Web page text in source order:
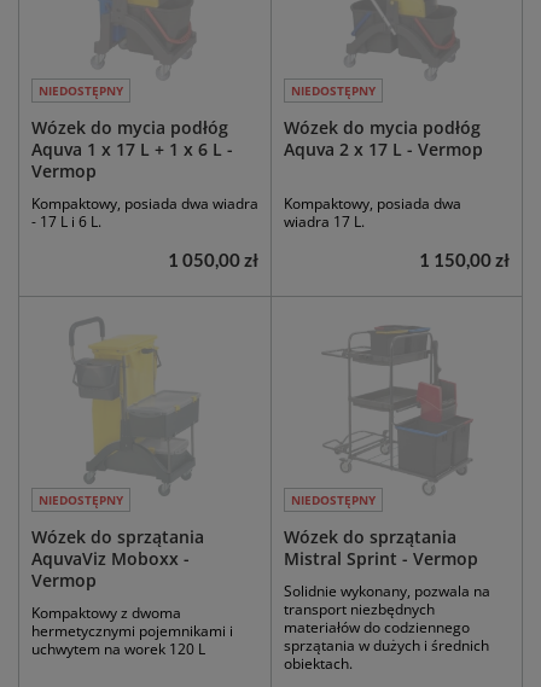
NIEDOSTĘPNY
Wózek do mycia podłóg
Aquva 1 x 17 L + 1 x 6 L -
Vermop
Kompaktowy, posiada dwa wiadra
- 17 L i 6 L.
1 050,00 zł
NIEDOSTĘPNY
Wózek do mycia podłóg
Aquva 2 x 17 L - Vermop
Kompaktowy, posiada dwa
wiadra 17 L.
1 150,00 zł
NIEDOSTĘPNY
Wózek do sprzątania
AquvaViz Moboxx -
Vermop
Kompaktowy z dwoma
hermetycznymi pojemnikami i
uchwytem na worek 120 L
NIEDOSTĘPNY
Wózek do sprzątania
Mistral Sprint - Vermop
Solidnie wykonany, pozwala na
transport niezbędnych
materiałów do codziennego
sprzątania w dużych i średnich
obiektach.